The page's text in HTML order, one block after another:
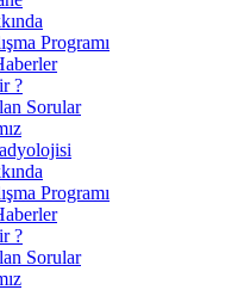
Programı
?
Sorular
Programı
?
Sorular